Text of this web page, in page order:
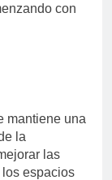
con
mantiene una
la
las
espacios